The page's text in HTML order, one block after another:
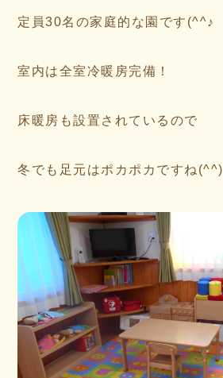
定員30名の家庭的な園です(^^♪
室内は全室冷暖房完備！
床暖房も設置されているので
冬でも足元はポカポカですね(^^)